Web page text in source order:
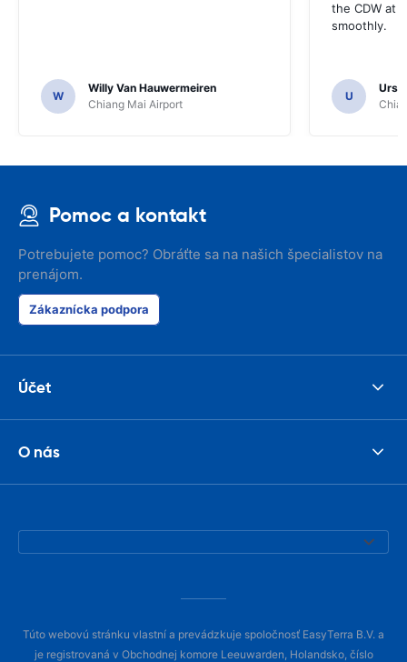
W
Willy Van Hauwermeiren
Chiang Mai Airport
the CDW at
smoothly.
U
Urs
Pomoc a kontakt
Potrebujete pomoc? Obráťte sa na našich špecialistov na
prenájom.
Zákaznícka podpora
Účet
O nás
Túto webovú stránku vlastní a prevádzkuje spoločnosť EasyTerra B.V. a
je registrovaná v Obchodnej komore Leeuwarden, Holandsko, číslo